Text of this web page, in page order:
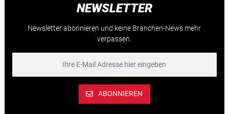
NEWSLETTER
Newsletter abonnieren und keine Branchen-News mehr
verpassen.
ABONNIEREN